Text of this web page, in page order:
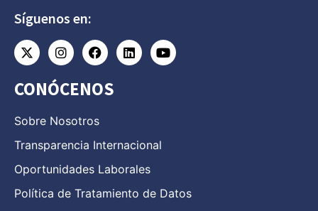
Síguenos en:
CONÓCENOS
Sobre Nosotros
Transparencia Internacional
Oportunidades Laborales
Política de Tratamiento de Datos